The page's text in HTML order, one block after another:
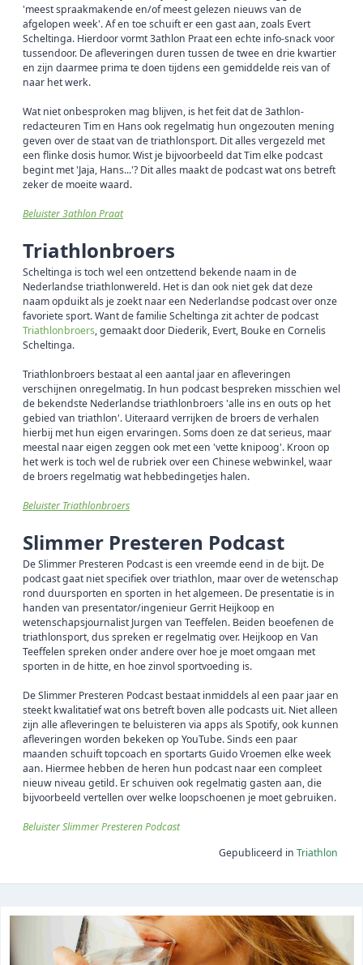
'meest spraakmakende en/of meest gelezen nieuws van de
afgelopen week'. Af en toe schuift er een gast aan, zoals Evert
Scheltinga. Hierdoor vormt 3athlon Praat een echte info-snack voor
tussendoor. De afleveringen duren tussen de twee en drie kwartier
en zijn daarmee prima te doen tijdens een gemiddelde reis van of
naar het werk.
Wat niet onbesproken mag blijven, is het feit dat de 3athlon-
redacteuren Tim en Hans ook regelmatig hun ongezouten mening
geven over de staat van de triathlonsport. Dit alles vergezeld met
een flinke dosis humor. Wist je bijvoorbeeld dat Tim elke podcast
begint met 'Jaja, Hans...'? Dit alles maakt de podcast wat ons betreft
zeker de moeite waard.
Beluister 3athlon Praat
Triathlonbroers
Scheltinga is toch wel een ontzettend bekende naam in de
Nederlandse triathlonwereld. Het is dan ook niet gek dat deze
naam opduikt als je zoekt naar een Nederlandse podcast over onze
favoriete sport. Want de familie Scheltinga zit achter de podcast
Triathlonbroers, gemaakt door Diederik, Evert, Bouke en Cornelis
Scheltinga.
Triathlonbroers bestaat al een aantal jaar en afleveringen
verschijnen onregelmatig. In hun podcast bespreken misschien wel
de bekendste Nederlandse triathlonbroers 'alle ins en outs op het
gebied van triathlon'. Uiteraard verrijken de broers de verhalen
hierbij met hun eigen ervaringen. Soms doen ze dat serieus, maar
meestal naar eigen zeggen ook met een 'vette knipoog'. Kroon op
het werk is toch wel de rubriek over een Chinese webwinkel, waar
de broers regelmatig wat hebbedingetjes halen.
Beluister Triathlonbroers
Slimmer Presteren Podcast
De Slimmer Presteren Podcast is een vreemde eend in de bijt. De
podcast gaat niet specifiek over triathlon, maar over de wetenschap
rond duursporten en sporten in het algemeen. De presentatie is in
handen van presentator/ingenieur Gerrit Heijkoop en
wetenschapsjournalist Jurgen van Teeffelen. Beiden beoefenen de
triathlonsport, dus spreken er regelmatig over. Heijkoop en Van
Teeffelen spreken onder andere over hoe je moet omgaan met
sporten in de hitte, en hoe zinvol sportvoeding is.
De Slimmer Presteren Podcast bestaat inmiddels al een paar jaar en
steekt kwalitatief wat ons betreft boven alle podcasts uit. Niet alleen
zijn alle afleveringen te beluisteren via apps als Spotify, ook kunnen
afleveringen worden bekeken op YouTube. Sinds een paar
maanden schuift topcoach en sportarts Guido Vroemen elke week
aan. Hiermee hebben de heren hun podcast naar een compleet
nieuw niveau getild. Er schuiven ook regelmatig gasten aan, die
bijvoorbeeld vertellen over welke loopschoenen je moet gebruiken.
Beluister Slimmer Presteren Podcast
Gepubliceerd in Triathlon